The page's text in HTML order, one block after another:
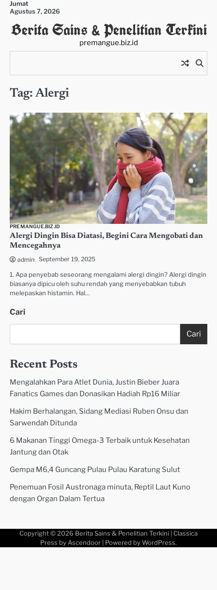
Skip
content
Jumat
Agustus 7, 2026
Berita Sains & Penelitian Terkini
premangue.biz.id
Tag:Alergi
PREMANGUE.BIZ.ID
Alergi Dingin Bisa Diatasi, Begini Cara Mengobati dan
Mencegahnya
admin September 19, 2025
1. Apa penyebab seseorang mengalami alergi dingin? Alergi dingin
biasanya dipicu oleh suhu rendah yang menyebabkan tubuh
melepaskan histamin. Hal…
Cari
Cari
Recent Posts
Mengalahkan Para Atlet Dunia, Justin Bieber Juara
Fanatics Games dan Donasikan Hadiah Rp16 Miliar
Hakim Berhalangan, Sidang Mediasi Ruben Onsu dan
Sarwendah Ditunda
6 Makanan Tinggi Omega-3 Terbaik untuk Kesehatan
Jantung dan Otak
Gempa M6,4 Guncang Pulau Pulau Karatung Sulut
Penemuan Fosil Austronaga minuta, Reptil Laut Kuno
dengan Organ Dalam Tertua
Copyright © 2026 Berita Sains & Penelitian Terkini | Classica
Press by Ascendoor | Powered by WordPress.